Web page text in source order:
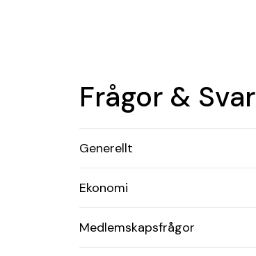
Frågor & Svar
Generellt
Ekonomi
Medlemskapsfrågor